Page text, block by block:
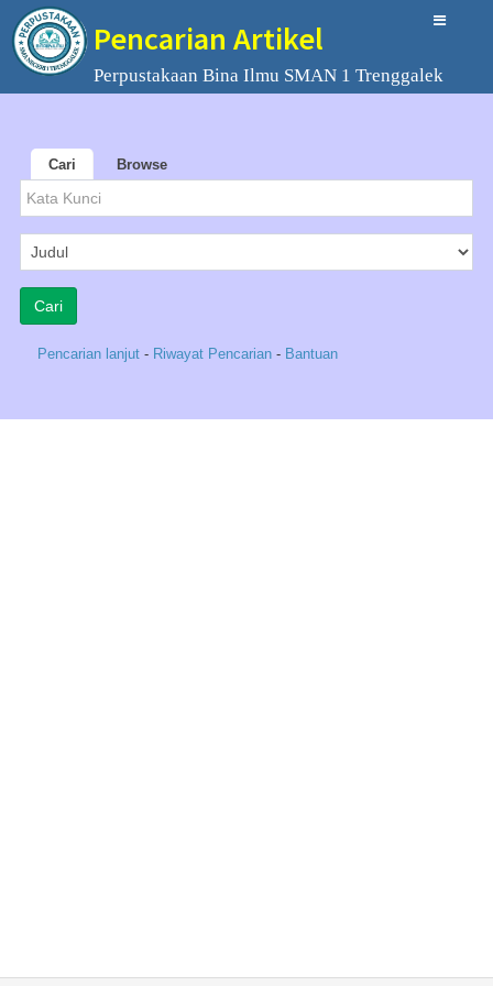
Pencarian Artikel
Perpustakaan Bina Ilmu SMAN 1 Trenggalek
Cari Browse
Pencarian lanjut - Riwayat Pencarian - Bantuan